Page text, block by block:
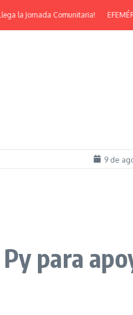
Jornada Comunitaria!
9 de
para